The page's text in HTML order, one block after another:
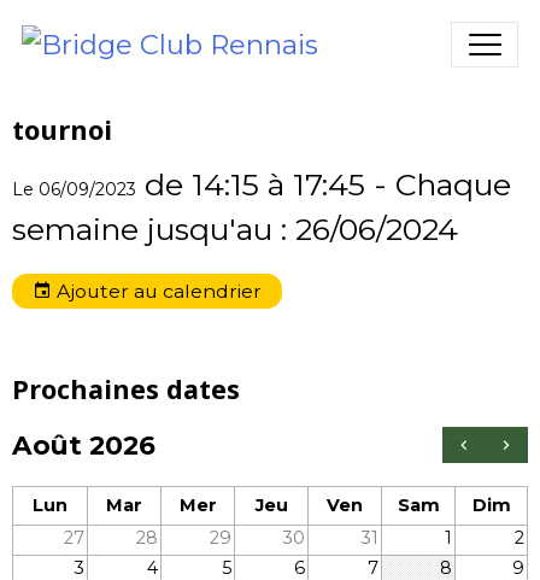
tournoi
Le 06/09/2023 de 14:15 à 17:45 - Chaque
semaine jusqu'au : 26/06/2024
Ajouter au calendrier
Prochaines dates
Août 2026
Lun Mar Mer Jeu Ven Sam
Dim
27
28 29 30 31 1
2
3
4 5 6 7 8
9